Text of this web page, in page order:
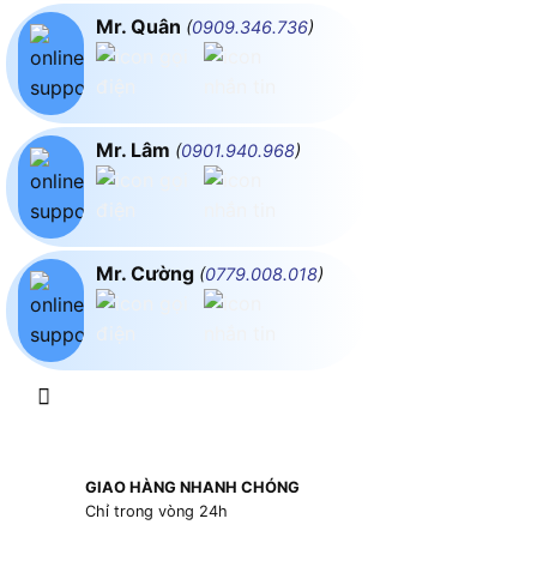
Mr. Quân (0909.346.736)
Mr. Lâm (0901.940.968)
Mr. Cường (0779.008.018)
GIAO HÀNG NHANH CHÓNG
Chỉ trong vòng 24h